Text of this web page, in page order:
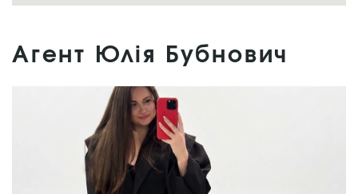
Агент Юлія Бубнович